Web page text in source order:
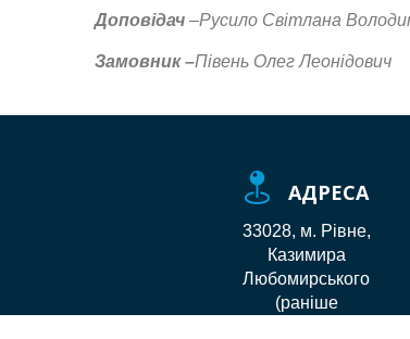
Доповідач –Русило Світлана
Замовник –Півень Олег Леонідович
АДРЕСА
33028, м. Рівне,
Казимира
Любомирського
(раніше